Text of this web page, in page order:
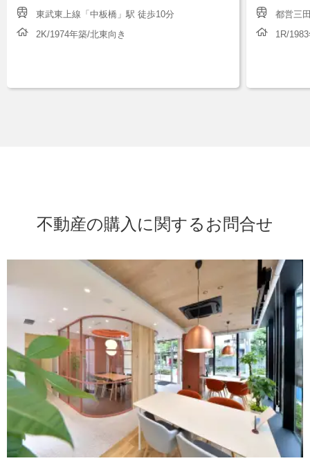
東武東上線「中板橋」駅 徒歩10分
2K/1974年築/北東向き
都営三
1R/
不動産の購入に関するお問合せ